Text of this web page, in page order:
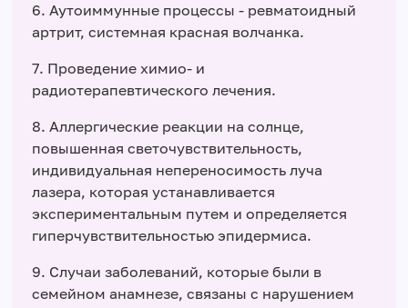
6. Аутоиммунные процессы - ревматоидный
артрит, системная красная волчанка.
7. Проведение химио- и
радиотерапевтического лечения.
8. Аллергические реакции на солнце,
повышенная светочувствительность,
индивидуальная непереносимость луча
лазера, которая устанавливается
экспериментальным путем и определяется
гиперчувствительностью эпидермиса.
9. Случаи заболеваний, которые были в
семейном анамнезе, связаны с нарушением